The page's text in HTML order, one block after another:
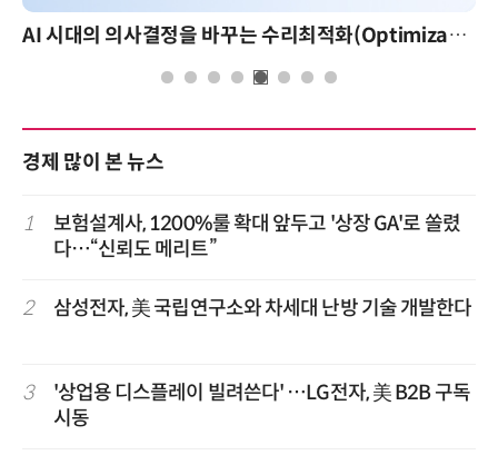
AI 시대의 의사결정을 바꾸는 수리최적화(Optimization): 실제 산업 적용 사례와 활용 전략
경제 많이 본 뉴스
1
보험설계사, 1200%룰 확대 앞두고 '상장 GA'로 쏠렸
다…“신뢰도 메리트”
2 삼성전자, 美 국립연구소와 차세대 난방 기술 개발한다
3
'상업용 디스플레이 빌려쓴다' …LG전자, 美 B2B 구독
시동